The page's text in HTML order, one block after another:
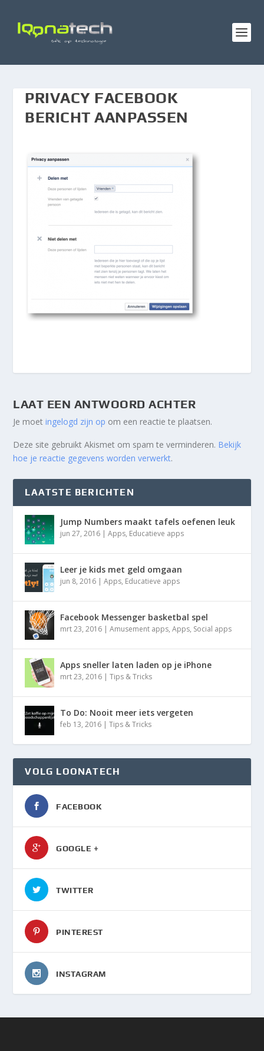
PRIVACY FACEBOOK
BERICHT AANPASSEN
LAAT EEN ANTWOORD ACHTER
Je moetingelogd zijn op om een reactie te plaatsen.
Deze site gebruikt Akismet om spam te verminderen. Bekijk
hoe je reactie gegevens worden verwerkt.
LAATSTE BERICHTEN
Jump Numbers maakt tafels oefenen leuk
jun 27, 2016 |Apps, Educatieve apps
Leer je kids met geld omgaan
jun 8, 2016 |Apps, Educatieve apps
Facebook Messenger basketbal spel
mrt 23, 2016 |Amusement apps,Apps, Social apps
Apps sneller laten laden op je iPhone
mrt 23, 2016 |Tips & Tricks
To Do: Nooit meer iets vergeten
feb 13, 2016 |Tips & Tricks
VOLG LOONATECH
FACEBOOK
GOOGLE +
TWITTER
PINTEREST
INSTAGRAM